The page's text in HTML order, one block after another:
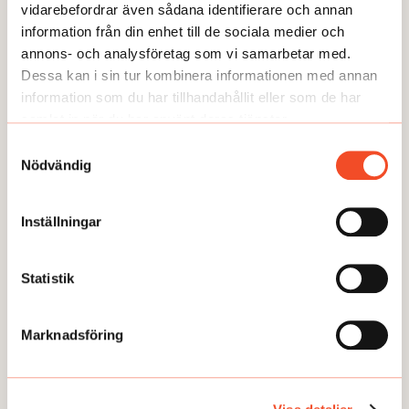
vidarebefordrar även sådana identifierare och annan
information från din enhet till de sociala medier och
annons- och analysföretag som vi samarbetar med.
Dessa kan i sin tur kombinera informationen med annan
information som du har tillhandahållit eller som de har
samlat in när du har använt deras tjänster.
Nödvändig
Inställningar
Statistik
Marknadsföring